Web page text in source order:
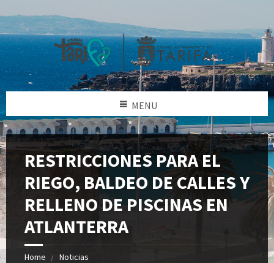
MENU
RESTRICCIONES PARA EL
RIEGO, BALDEO DE CALLES Y
RELLENO DE PISCINAS EN
ATLANTERRA
Home Noticias